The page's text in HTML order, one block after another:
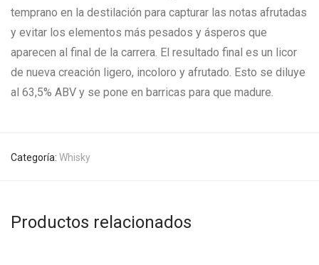
temprano en la destilación para capturar las notas afrutadas
y evitar los elementos más pesados y ásperos que
aparecen al final de la carrera. El resultado final es un licor
de nueva creación ligero, incoloro y afrutado. Esto se diluye
al 63,5% ABV y se pone en barricas para que madure.
Categoría: Whisky
Productos relacionados